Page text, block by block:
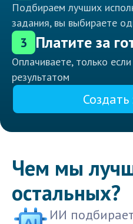
Подбираем лучших
задания, вы выбираете
3 Платите за
Оплачиваете, только
результатом
Чем мы
остальных?
ИИ